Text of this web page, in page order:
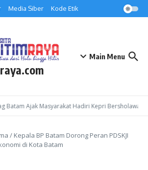
Media Siber Kode Etik
Main Menu
Batam Ajak Masyarakat Hadiri Kepri Bersholawat 3
/ Kepala BP Batam Dorong Peran PDSKJI
di Kota Batam